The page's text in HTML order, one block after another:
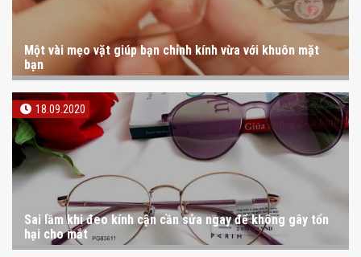
Một vài mẹo vặt giúp bạn chỉnh kính vừa với khuôn mặt
bạn
Sai lầm khi đeo kính cận cần sửa ngay để không gây tổn
hại cho mắt
18.09.2020